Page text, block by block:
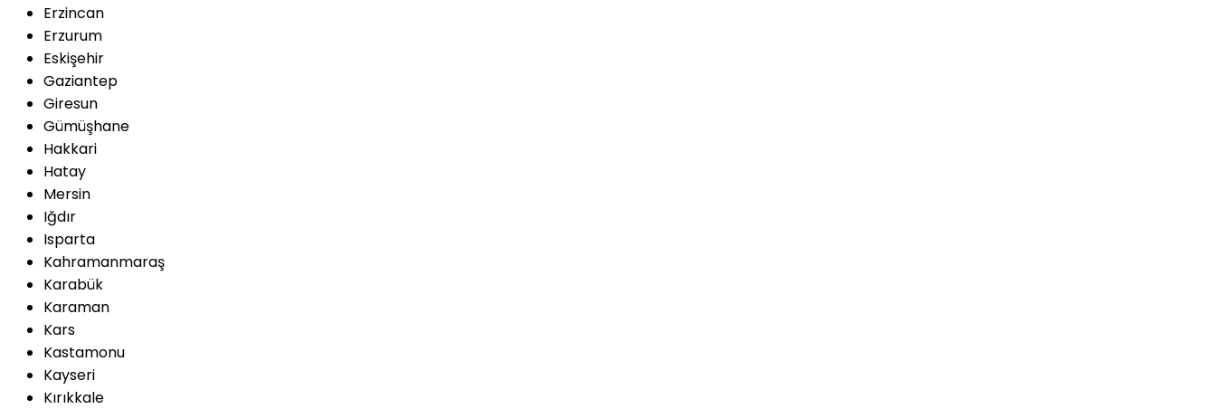
Erzincan
Erzurum
Eskişehir
Gaziantep
Giresun
Gümüşhane
Hakkari
Hatay
Mersin
Iğdır
Isparta
Kahramanmaraş
Karabük
Karaman
Kars
Kastamonu
Kayseri
Kırıkkale